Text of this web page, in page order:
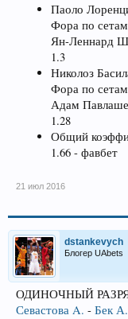
Паоло
Фора по
Ян-Леннард
1.3
Николоз
Фора по
Адам
1.28
Общий
1.66 - фавбет
21 июл 2016
dstankevych
Блогер UAbets
ОДИНОЧНЫЙ
Севастова A. - Бек А.